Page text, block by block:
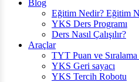
Blog
Eğitim Nedir? Eğitim
YKS Ders Programı
Ders Nasıl Çalışılır?
Araçlar
TYT Puan ve Sıralama
YKS Geri sayacı
YKS Tercih Robotu